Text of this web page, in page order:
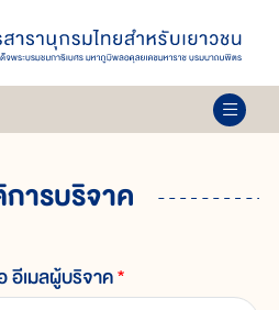
ารบริจาค
อีเมลผู้บริจาค*